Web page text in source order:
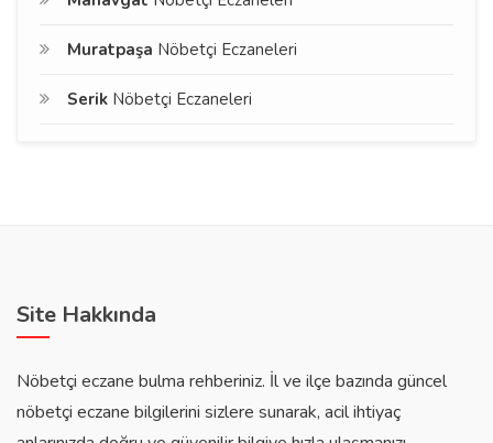
Muratpaşa Nöbetçi Eczaneleri
Serik Nöbetçi Eczaneleri
Site Hakkında
Nöbetçi eczane bulma rehberiniz. İl ve ilçe bazında güncel
nöbetçi eczane bilgilerini sizlere sunarak, acil ihtiyaç